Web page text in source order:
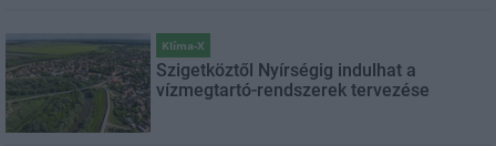
Klíma-X
Szigetköztől Nyírségig indulhat a
vízmegtartó-rendszerek tervezése